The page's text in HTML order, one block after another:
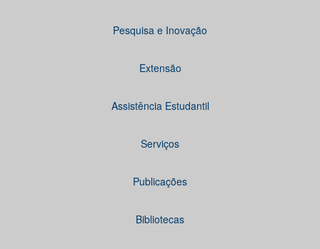
Pesquisa e Inovação
Extensão
Assistência Estudantil
Serviços
Publicações
Bibliotecas